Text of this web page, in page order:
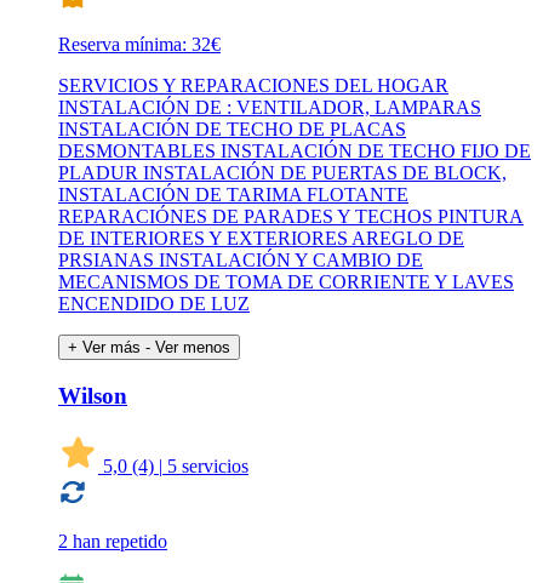
Reserva mínima: 32€
SERVICIOS Y REPARACIONES DEL HOGAR
INSTALACIÓN DE : VENTILADOR, LAMPARAS
INSTALACIÓN DE TECHO DE PLACAS
DESMONTABLES INSTALACIÓN DE TECHO FIJO DE
PLADUR INSTALACIÓN DE PUERTAS DE BLOCK,
INSTALACIÓN DE TARIMA FLOTANTE
REPARACIÓNES DE PARADES Y TECHOS PINTURA
DE INTERIORES Y EXTERIORES AREGLO DE
PRSIANAS INSTALACIÓN Y CAMBIO DE
MECANISMOS DE TOMA DE CORRIENTE Y LAVES
ENCENDIDO DE LUZ
+ Ver más - Ver menos
Wilson
5,0 (4) | 5 servicios
2 han repetido